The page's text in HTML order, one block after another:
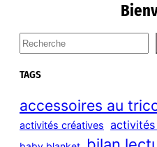
S
e
a
c
h
TAGS
accessoires au
activités créatives